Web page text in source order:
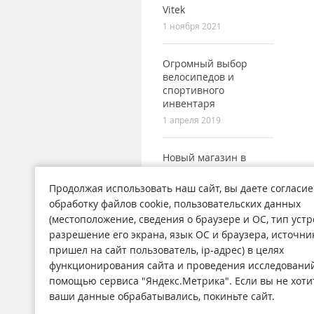
Vitek
1 ноября 2021
Огромный выбор
велосипедов и
спортивного
инвентаря
1 апреля 2019
Новый магазин в
городе Поронайск
7 сентября 2017
Магазины
О компании
Продолжая использовать наш сайт, вы даете
обработку файлов cookie, пользовательских данных
(местоположение, сведения о браузере и ОС, тип
разрешение его экрана, язык ОС и браузера,
пришел на сайт пользователь, ip-адрес) в целях
функционирования сайта и проведения
помощью сервиса "Яндекс.Метрика". Если вы не
ваши данные обрабатывались, покиньте сайт.